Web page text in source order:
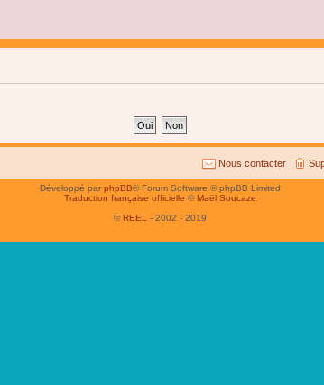
Nous contacter
Développé parphpBB® Forum Software © phpBB Limited
Traduction française officielle © Maël Soucaze
© REEL - 2002 - 2019